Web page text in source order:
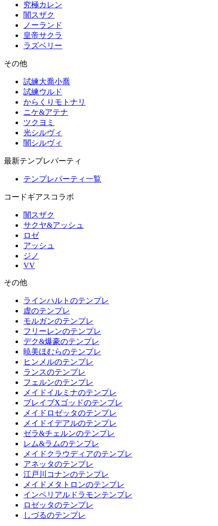
究極カレン
闇スザク
ノーランド
皇帝サクラ
ラズベリー
その他
試練大喬小喬
試練ウルド
からくりモトナリ
ニケ&アテナ
ツクヨミ
光シルヴィ
闇シルヴィ
最新テンプレパーティ
テンプレパーティ一覧
コードギアスコラボ
闇スザク
サクヤ&アッシュ
ロゼ
アッシュ
ジノ
VV
その他
ラインハルトのテンプレ
虚のテンプレ
モルガンのテンプレ
フリーレンのテンプレ
デク&爆豪のテンプレ
暁美ほむらのテンプレ
ヒンメルのテンプレ
ランスのテンプレ
フェルンのテンプレ
メイドイルミナのテンプレ
ブレイブXゴッドのテンプレ
メイドロゼッタのテンプレ
メイドイデアルのテンプレ
ゼラ&チェルンのテンプレ
レム&ラムのテンプレ
メイドクラウディアのテンプレ
アネッタのテンプレ
江戸川コナンのテンプレ
メイドメタトロンのテンプレ
インペリアルドラモンテンプレ
ロゼッタのテンプレ
しづるのテンプレ